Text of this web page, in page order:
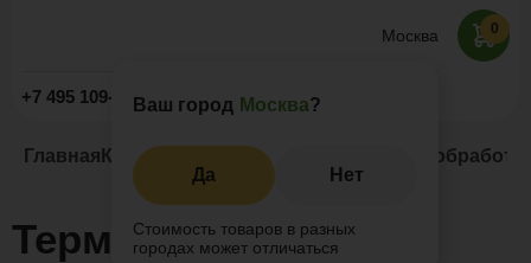
Москва
Ваш город Москва?
Да Нет
Стоимость товаров в разных
городах может отличаться
+7 495 109-52-09 Заказать звонок
0
Главная Каталог Натуральное дерево
Термообработанная